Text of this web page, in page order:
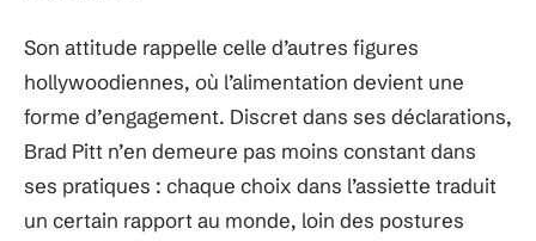
Son attitude rappelle celle d’autres figures
hollywoodiennes, où l’alimentation devient une
forme d’engagement. Discret dans ses déclarations,
Brad Pitt n’en demeure pas moins constant dans
ses pratiques : chaque choix dans l’assiette traduit
un certain rapport au monde, loin des postures